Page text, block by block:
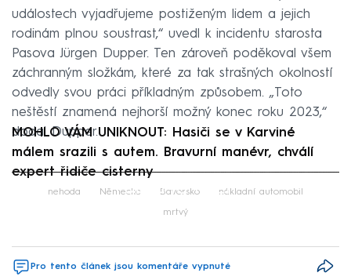
událostech vyjadřujeme postiženým lidem a jejich
rodinám plnou soustrast,“ uvedl k incidentu starosta
Pasova Jürgen Dupper. Ten zároveň poděkoval všem
záchranným složkám, které za tak strašných okolností
odvedly svou práci příkladným způsobem. „Toto
neštěstí znamená nejhorší možný konec roku 2023,“
dodal Dupper.
MOHLO VÁM UNIKNOUT: Hasiči se v Karviné
málem srazili s autem. Bravurní manévr, chválí
expert řidiče cisterny
Failed to fetch
nehoda Německo Bavorsko nákladní automobil
mrtvý
Pro tento článek jsou komentáře vypnuté